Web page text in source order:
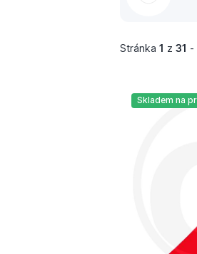
Stránka 1 z 31 -
Skladem na